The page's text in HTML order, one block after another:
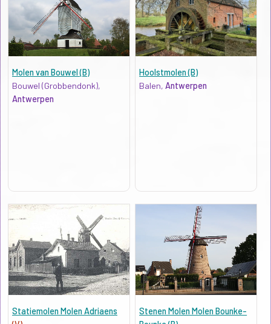
Molen van Bouwel (B)
Bouwel (Grobbendonk),
Antwerpen
Hoolstmolen (B)
Balen,Antwerpen
Statiemolen Molen Adriaens
Stenen Molen Molen Bounke-